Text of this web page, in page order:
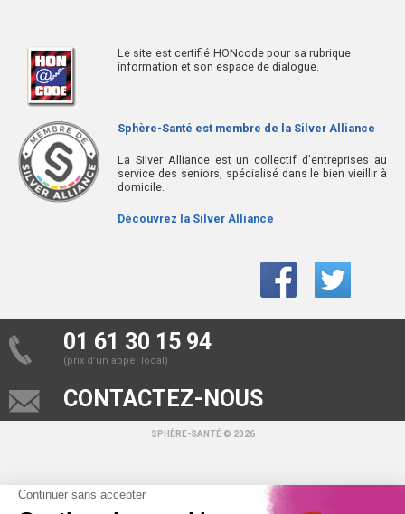
Le site est certifié HONcode pour sa rubrique
information et son espace de dialogue.
Sphère-Santé est membre de la Silver Alliance
La Silver Alliance est un collectif d'entreprises au
service des seniors, spécialisé dans le bien vieillir à
domicile.
Découvrez la Silver Alliance
01 61 30 15 94
(prix d’un appel local)
CONTACTEZ-NOUS
SPHÈRE-SANTÉ © 2026